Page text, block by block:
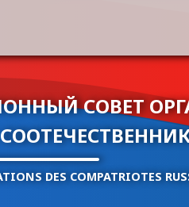
СОВЕТ
DES COMPATRIOTES